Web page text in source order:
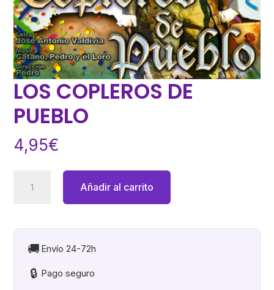
LOS COPLEROS DE
PUEBLO
4,95€
COPLEROS
PUEBLO
cantidad
Añadir al carrito
🚚 Envío 24-72h
🔒 Pago seguro